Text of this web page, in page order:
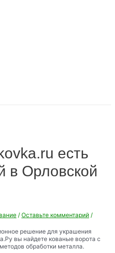
есть
в Орловской
/ Оставьте комментарий /
решение для украшения
вы найдете кованые ворота с
обработки металла.